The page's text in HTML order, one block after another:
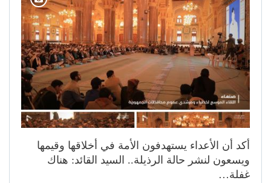
أكد أن الأعداء يستهدفون الأمة في أخلاقها وقيمها
ويسعون لنشر حالة الرذيلة.. السيد القائد: هناك
غفلة…